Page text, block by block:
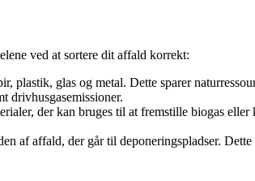
ved at sortere dit affald korrekt:
plastik, glas og metal. Dette sparer
drivhusgasemissioner.
der kan bruges til at fremstille biogas
af ​​affald, der går til deponeringspladser.